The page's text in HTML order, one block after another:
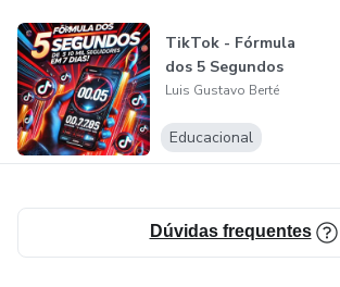
-> Confeiteiras iniciantes;
-> Pessoas empreendedoras;
-> Pessoas que queiram uma renda extra;
recheio;
CONTEÚDO DO E-BOOK com VÍDEOS
TikTok - Fórmula
dos 5 Segundos
Luis Gustavo Berté
Educacional
Dúvidas frequentes